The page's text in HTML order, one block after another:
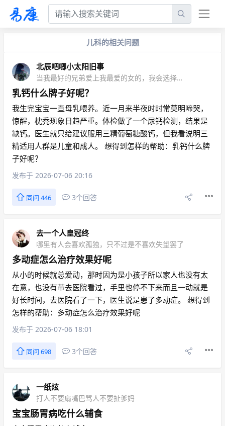
儿科的相关问题
北辰吧唧小太阳旧事
当我最好的兄弟爱上我最爱的女的，我会选择退出
乳钙什么牌子好呢？
我生完宝宝一直母乳喂养。近一月来半夜时时常莫明啼哭，
惊醒，枕秃现象日趋严重。体检做了一个尿钙检测，结果是
缺钙。医生就只给建议服用三精葡萄糖酸钙，但我看说明三
精适用人群是儿童和成人。 想得到怎样的帮助：乳钙什么牌
子好呢？
发布于 2026-07-06 20:16
同问 446 3个回答
去一个人皇冠终
哪里有人会喜欢孤独，只不过是不喜欢失望罢了
多动症怎么治疗效果好呢
从小的时候就总爱动，那时因为是小孩子所以家人也没有太
在意，也没有带去医院看过，手里也停不下来而且一动就是
好长时间，去医院看了一下，医生说是患了多动症。 想得到
怎样的帮助：多动症怎么治疗效果好呢
发布于 2026-07-06 18:01
同问 698 3个回答
一纸炫
打人不要扇嘴巴骂人不要扯爹妈
宝宝肠胃病吃什么辅食